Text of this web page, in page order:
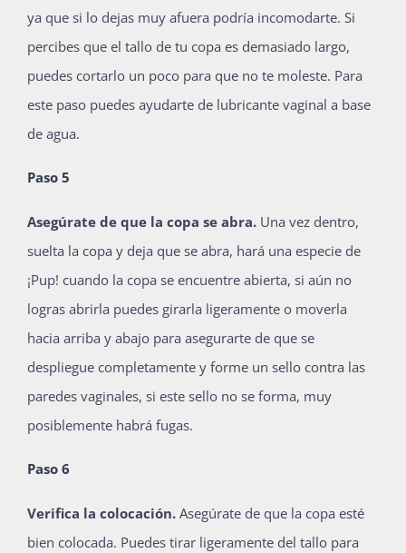
ya que si lo dejas muy afuera podría incomodarte. Si
percibes que el tallo de tu copa es demasiado largo,
puedes cortarlo un poco para que no te moleste. Para
este paso puedes ayudarte de lubricante vaginal a base
de agua.
Paso 5
Asegúrate de que la copa se abra. Una vez dentro,
suelta la copa y deja que se abra, hará una especie de
¡Pup! cuando la copa se encuentre abierta, si aún no
logras abrirla puedes girarla ligeramente o moverla
hacia arriba y abajo para asegurarte de que se
despliegue completamente y forme un sello contra las
paredes vaginales, si este sello no se forma, muy
posiblemente habrá fugas.
Paso 6
Verifica la colocación. Asegúrate de que la copa esté
bien colocada. Puedes tirar ligeramente del tallo para